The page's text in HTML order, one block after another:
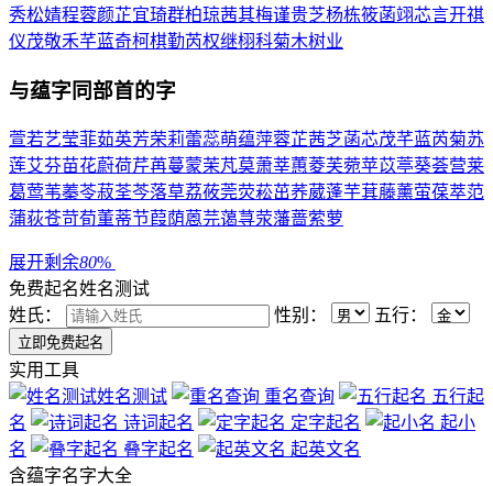
秀松婧程蓉颜芷宜琦群柏琼茜其梅谨贵芝杨栋筱菡翊芯言开祺
仪茂敬禾芊蓝奇柯棋勤芮权继栩科菊木树业
与蕴字同部首的字
萱若艺莹菲茹英芳荣莉蕾蕊萌蕴萍蓉芷茜芝菡芯茂芊蓝芮菊苏
莲艾芬苗花蔚荷芹苒蔓蒙茉芃莫萧莘蕙菱芙菀苹苡葶葵荟营莱
葛莺苇蓁苓菽荃芩落草荔莜莞荧菘茁荞葳蓬芋萁藤薰萤葆萃范
蒲荻苍苛荀董蒂节葭荫蒽芫蔼荨荥藩蔷萦萝
展开剩余80%
免费起名姓名测试
姓氏：
性别： 五行：
实用工具
姓名测试
重名查询
五行起
名
诗词起名 定字起名
起小
名
叠字起名
起英文名
含蕴字名字大全